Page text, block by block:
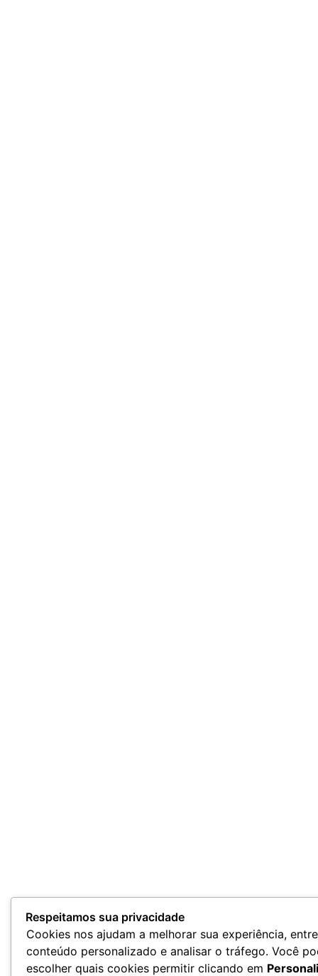
Respeitamos sua privacidade
Cookies nos ajudam a melhorar sua experiência,
conteúdo personalizado e analisar o tráfego. Você
escolher quais cookies permitir clicando em